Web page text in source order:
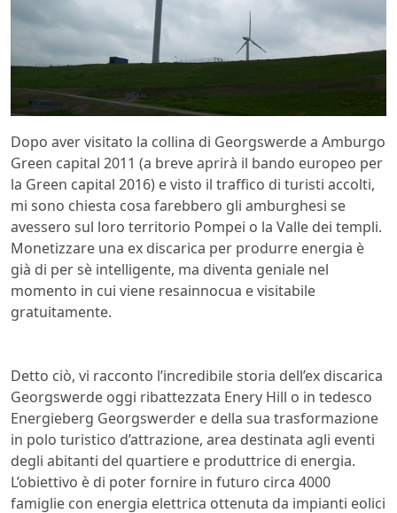
Dopo aver visitato la collina di Georgswerde a Amburgo
Green capital 2011 (a breve aprirà il bando europeo per
la Green capital 2016) e visto il traffico di turisti accolti,
mi sono chiesta cosa farebbero gli amburghesi se
avessero sul loro territorio Pompei o la Valle dei templi.
Monetizzare una ex discarica per produrre energia è
già di per sè intelligente, ma diventa geniale nel
momento in cui viene resainnocua e visitabile
gratuitamente.
Detto ciò, vi racconto l’incredibile storia dell’ex discarica
Georgswerde oggi ribattezzata Enery Hill o in tedesco
Energieberg Georgswerder e della sua trasformazione
in polo turistico d’attrazione, area destinata agli eventi
degli abitanti del quartiere e produttrice di energia.
L’obiettivo è di poter fornire in futuro circa 4000
famiglie con energia elettrica ottenuta da impianti eolici